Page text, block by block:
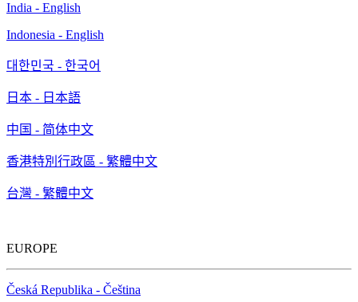
India - English
Indonesia - English
대한민국 - 한국어
日本 - 日本語
中国 - 简体中文
香港特別行政區 - 繁體中文
台灣 - 繁體中文
EUROPE
Česká Republika - Čeština